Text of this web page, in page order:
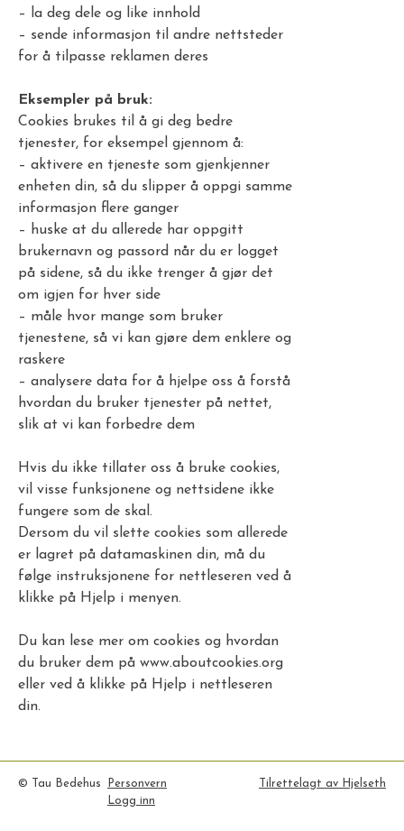
– la deg dele og like innhold
– sende informasjon til andre nettsteder
for å tilpasse reklamen deres
Eksempler på bruk:
Cookies brukes til å gi deg bedre
tjenester, for eksempel gjennom å:
– aktivere en tjeneste som gjenkjenner
enheten din, så du slipper å oppgi samme
informasjon flere ganger
– huske at du allerede har oppgitt
brukernavn og passord når du er logget
på sidene, så du ikke trenger å gjør det
om igjen for hver side
– måle hvor mange som bruker
tjenestene, så vi kan gjøre dem enklere og
raskere
– analysere data for å hjelpe oss å forstå
hvordan du bruker tjenester på nettet,
slik at vi kan forbedre dem
Hvis du ikke tillater oss å bruke cookies,
vil visse funksjonene og nettsidene ikke
fungere som de skal.
Dersom du vil slette cookies som allerede
er lagret på datamaskinen din, må du
følge instruksjonene for nettleseren ved å
klikke på Hjelp i menyen.
Du kan lese mer om cookies og hvordan
du bruker dem på www.aboutcookies.org
eller ved å klikke på Hjelp i nettleseren
din.
© Tau Bedehus
Personvern
Logg inn
Tilrettelagt av Hjelseth